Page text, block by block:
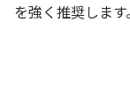
を強く推奨します。